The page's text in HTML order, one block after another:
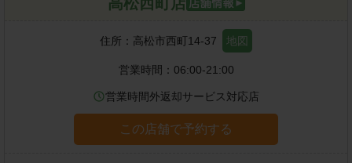
住所： 高松市西町14-37 地図
営業時間： 06:00-21:00
営業時間外返却サービス対応店
この店舗で予約する